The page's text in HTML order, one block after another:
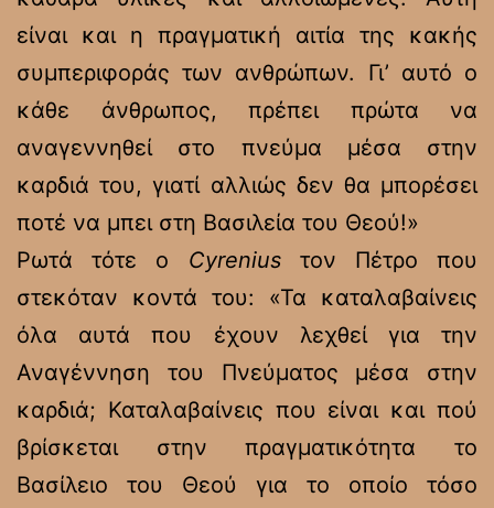
είναι και η πραγματική αιτία της κακής
συμπεριφοράς των ανθρώπων. Γι’ αυτό ο
κάθε άνθρωπος, πρέπει πρώτα να
αναγεννηθεί στο πνεύμα μέσα στην
καρδιά του, γιατί αλλιώς δεν θα μπορέσει
ποτέ να μπει στη Βασιλεία του Θεού!»
Ρωτά τότε ο Cyreniusτον Πέτρο που
στεκόταν κοντά του: «Τα καταλαβαίνεις
όλα αυτά που έχουν λεχθεί για την
Αναγέννηση του Πνεύματος μέσα στην
καρδιά; Καταλαβαίνεις που είναι και πού
βρίσκεται στην πραγματικότητα το
Βασίλειο του Θεού για το οποίο τόσο